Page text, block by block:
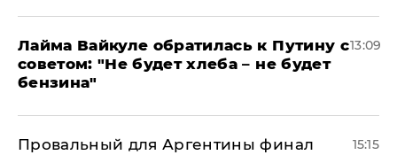
Лайма Вайкуле обратилась к Путину с
советом: "Не будет хлеба – не будет
бензина"
13:09
Провальный для Аргентины финал
15:15